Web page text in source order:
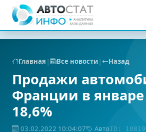
Главная | Все новости| Назад
Продажи
Франции в
18,6%
03.02.2022 10:04:07 АвтоID: 10819